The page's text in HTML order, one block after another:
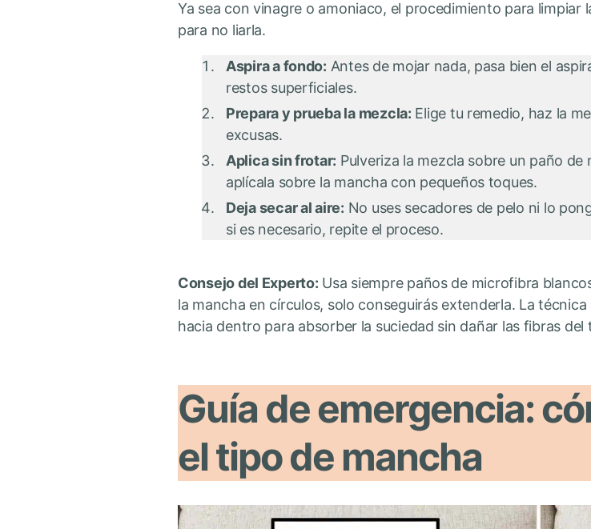
Ya sea con vinagre o amoniaco, el procedimiento para limpiar
para no liarla.
Aspira a fondo: Antes de mojar nada, pasa bien el
restos superficiales.
Prepara y prueba la mezcla: Elige tu remedio, haz la
excusas.
Aplica sin frotar: Pulveriza la mezcla sobre un paño
aplícala sobre la mancha con pequeños toques.
Deja secar al aire: No uses secadores de pelo ni lo
si es necesario, repite el proceso.
Consejo del Experto: Usa siempre paños de microfibra
la mancha en círculos, solo conseguirás extenderla. La
hacia dentro para absorber la suciedad sin dañar las fibras del
Guía de emergencia:
el tipo de mancha